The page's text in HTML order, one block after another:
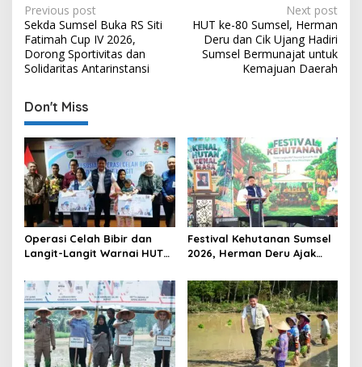
P
o
s
n
a
v
i
g
a
t
i
o
n
Previous post
Sekda Sumsel Buka RS Siti
Fatimah Cup IV 2026,
Dorong Sportivitas dan
Solidaritas Antarinstansi
Next post
HUT ke-80 Sumsel, Herman
Deru dan Cik Ujang Hadiri
Sumsel Bermunajat untuk
Kemajuan Daerah
Don't Miss
Operasi Celah Bibir dan
Langit-Langit Warnai HUT
Manfaatnya Sangat Besar
Festival Kehutanan Sumsel
2026, Herman Deru Ajak
Kelestarian Hutan